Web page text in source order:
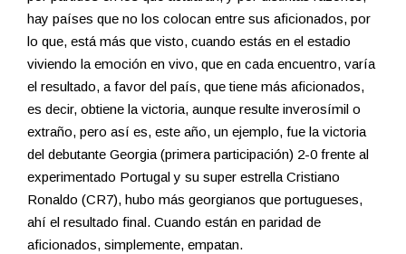
hay países que no los colocan entre sus aficionados, por
lo que, está más que visto, cuando estás en el estadio
viviendo la emoción en vivo, que en cada encuentro, varía
el resultado, a favor del país, que tiene más aficionados,
es decir, obtiene la victoria, aunque resulte inverosímil o
extraño, pero así es, este año, un ejemplo, fue la victoria
del debutante Georgia (primera participación) 2-0 frente al
experimentado Portugal y su super estrella Cristiano
Ronaldo (CR7), hubo más georgianos que portugueses,
ahí el resultado final. Cuando están en paridad de
aficionados, simplemente, empatan.